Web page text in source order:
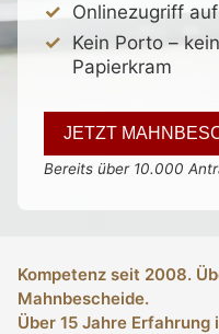
Onlinezugriff
Kein Porto –
Papierkram
JETZT
Bereits über 10.000
Kompetenz seit 2008.
Mahnbescheide.
Über 15 Jahre